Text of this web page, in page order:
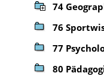
74
76
77
80